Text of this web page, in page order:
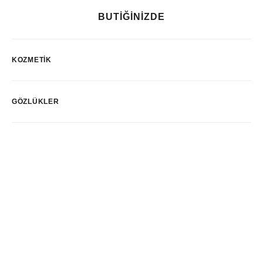
BUTİĞİNİZDE
KOZMETIK
GÖZLÜKLER